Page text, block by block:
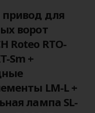
для
ворот
Roteo RTO-
Sm +
LM-L +
лампа SL-